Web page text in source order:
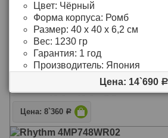
производства RHYTHM с
цифр и стрелок и выпуклым
стрелка вынесена на отдельный
положении "6" часов
Механизм: Кварцевый бесшумный
Материал: Пластик
Размер: 40,6 х 40,6 х 7,5 см
Цена: 8`360 Р
Rhythm 4MP748WR02
Цвет: Чёрный
Форма корпуса: Ромб
Размер: 40 х 40 х 6,2 см
Вес: 1230 гр
Гарантия: 1 год
Производитель: Япония
Цена: 14`690 Р